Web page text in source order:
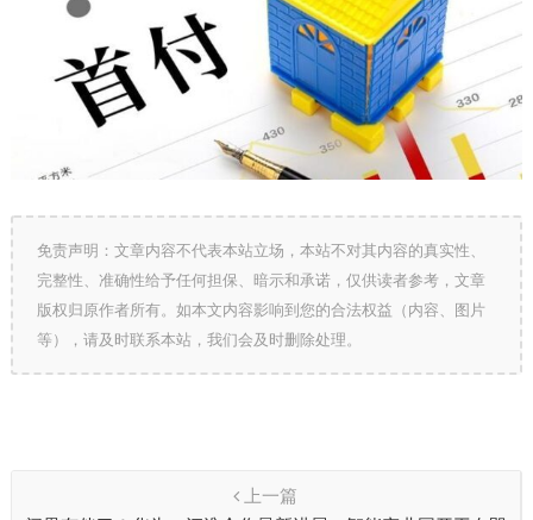
免责声明：文章内容不代表本站立场，本站不对其内容的真实性、
完整性、准确性给予任何担保、暗示和承诺，仅供读者参考，文章
版权归原作者所有。如本文内容影响到您的合法权益（内容、图片
等），请及时联系本站，我们会及时删除处理。
上一篇